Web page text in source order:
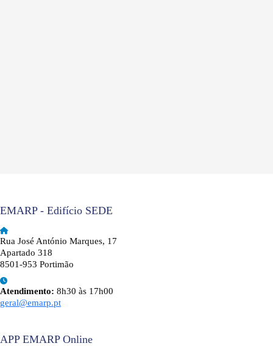
EMARP - Edifício SEDE
Rua José António Marques, 17
Apartado 318
8501-953 Portimão
Atendimento: 8h30 às 17h00
geral@emarp.pt
APP EMARP Online